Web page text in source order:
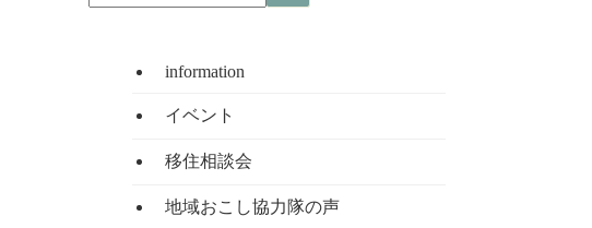
information
イベント
移住相談会
地域おこし協力隊の声